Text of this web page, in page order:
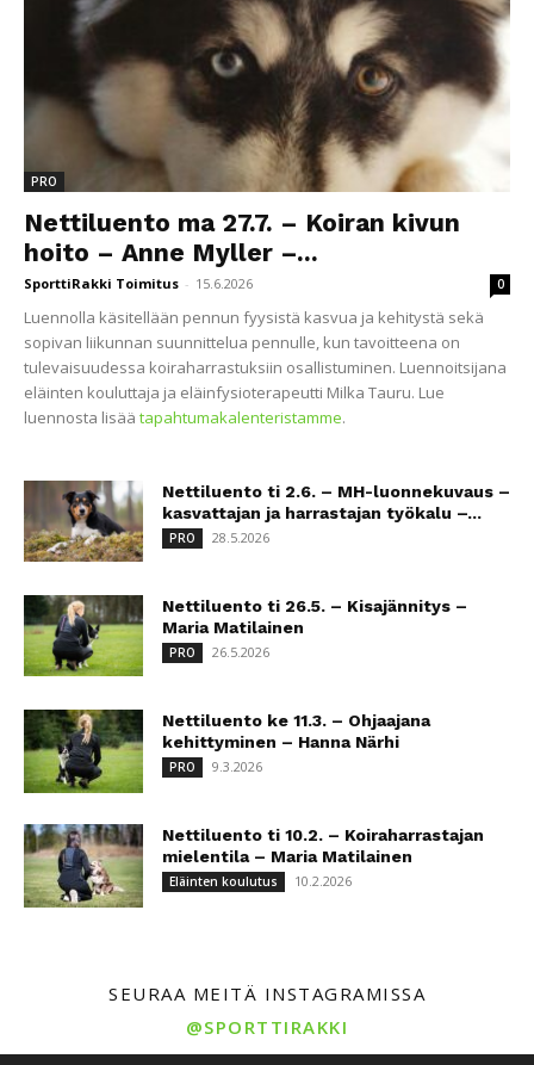
PRO
Nettiluento ma 27.7. – Koiran kivun
hoito – Anne Myller –...
SporttiRakki Toimitus - 15.6.2026 0
Luennolla käsitellään pennun fyysistä kasvua ja kehitystä sekä
sopivan liikunnan suunnittelua pennulle, kun tavoitteena on
tulevaisuudessa koiraharrastuksiin osallistuminen. Luennoitsijana
eläinten kouluttaja ja eläinfysioterapeutti Milka Tauru. Lue
luennosta lisää tapahtumakalenteristamme.
Nettiluento ti 2.6. – MH-luonnekuvaus –
kasvattajan ja harrastajan työkalu –...
PRO 28.5.2026
Nettiluento ti 26.5. – Kisajännitys –
Maria Matilainen
PRO 26.5.2026
Nettiluento ke 11.3. – Ohjaajana
kehittyminen – Hanna Närhi
PRO 9.3.2026
Nettiluento ti 10.2. – Koiraharrastajan
mielentila – Maria Matilainen
Eläinten koulutus 10.2.2026
SEURAA MEITÄ INSTAGRAMISSA
@SPORTTIRAKKI